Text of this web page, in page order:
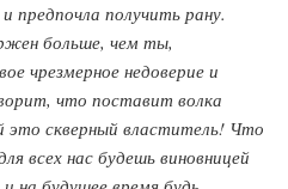
предпочла получить рану.
больше, чем ты,
чрезмерное недоверие и
что поставит волка
это скверный властитель! Что
всех нас будешь виновницей